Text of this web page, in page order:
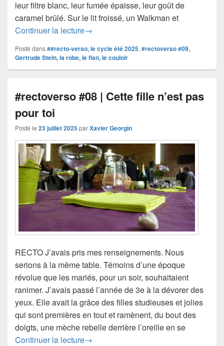
leur filtre blanc, leur fumée épaisse, leur goût de
caramel brûlé. Sur le lit froissé, un Walkman et
Continuer la lecture#rectoverso #09 | Trois chambres
→
Posté dans##recto-verso, le cycle été 2025, #rectoverso #09,
Gertrude Stein, la robe, le flan, le couloir
#rectoverso #08 | Cette fille n’est pas
pour toi
Posté le 23 juillet 2025parXavier Georgin
RECTO J’avais pris mes renseignements. Nous
serions à la même table. Témoins d’une époque
révolue que les mariés, pour un soir, souhaitaient
ranimer. J’avais passé l’année de 3e à la dévorer des
yeux. Elle avait la grâce des filles studieuses et jolies
qui sont premières en tout et ramènent, du bout des
doigts, une mèche rebelle derrière l’oreille en se
Continuer la lecture#rectoverso #08 | Cette fille n’est pas
→